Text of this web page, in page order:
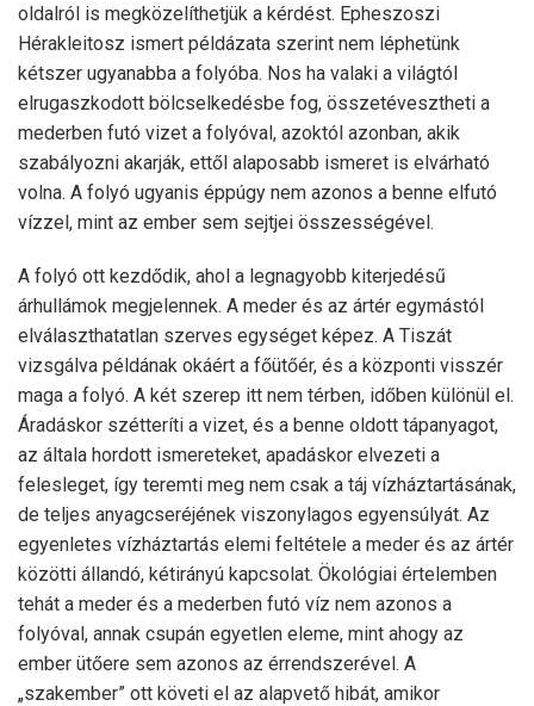
oldalról is megközelíthetjük a kérdést. Epheszoszi
Hérakleitosz ismert példázata szerint nem léphetünk
kétszer ugyanabba a folyóba. Nos ha valaki a világtól
elrugaszkodott bölcselkedésbe fog, összetévesztheti a
mederben futó vizet a folyóval, azoktól azonban, akik
szabályozni akarják, ettől alaposabb ismeret is elvárható
volna. A folyó ugyanis éppúgy nem azonos a benne elfutó
vízzel, mint az ember sem sejtjei összességével.
A folyó ott kezdődik, ahol a legnagyobb kiterjedésű
árhullámok megjelennek. A meder és az ártér egymástól
elválaszthatatlan szerves egységet képez. A Tiszát
vizsgálva példának okáért a főütőér, és a központi visszér
maga a folyó. A két szerep itt nem térben, időben különül el.
Áradáskor szétteríti a vizet, és a benne oldott tápanyagot,
az általa hordott ismereteket, apadáskor elvezeti a
felesleget, így teremti meg nem csak a táj vízháztartásának,
de teljes anyagcseréjének viszonylagos egyensúlyát. Az
egyenletes vízháztartás elemi feltétele a meder és az ártér
közötti állandó, kétirányú kapcsolat. Ökológiai értelemben
tehát a meder és a mederben futó víz nem azonos a
folyóval, annak csupán egyetlen eleme, mint ahogy az
ember ütőere sem azonos az érrendszerével. A
„szakember” ott követi el az alapvető hibát, amikor